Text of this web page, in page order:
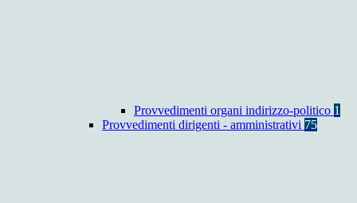
Provvedimenti organi indirizzo-politico 1
Provvedimenti dirigenti - amministrativi 75